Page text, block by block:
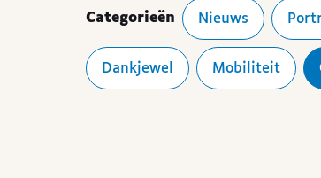
Categorieën Nieuws
Dankjewel Mobiliteit